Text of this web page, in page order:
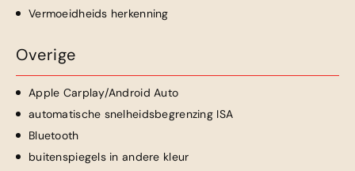
Vermoeidheids herkenning
Overige
Apple Carplay/Android Auto
automatische snelheidsbegrenzing ISA
Bluetooth
buitenspiegels in andere kleur